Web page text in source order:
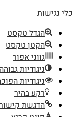
כלי נגישות
הגדל טקסט
הקטן טקסט
גווני אפור
ניגודיות גבוהה
ניגודיות
רקע בהיר
הדגשת